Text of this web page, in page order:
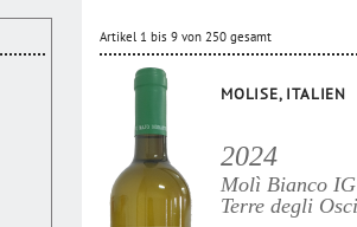
Artikel 1 bis 9 von 250 gesamt
MOLISE, ITALIEN
2024
Molì Bianco
Terre degli Osci